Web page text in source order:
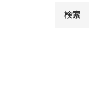
検索